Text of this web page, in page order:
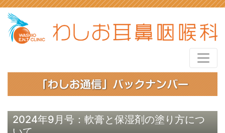
2024年9月号：軟膏と保湿剤の塗り方につ